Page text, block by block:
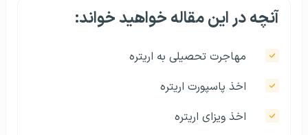
آنچه در این مقاله خواهید خواند:
مهاجرت تحصیلی‌ به اریتره
اخذ پاسپورت اریتره
اخذ ویزای اریتره